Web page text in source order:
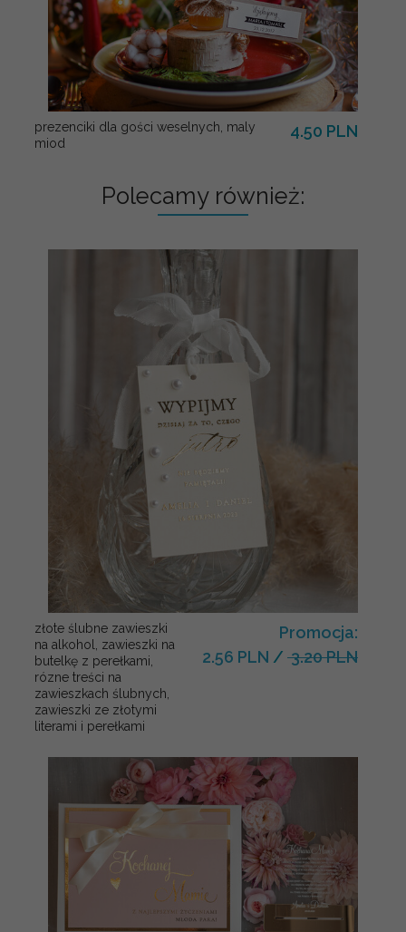
prezenciki dla gości weselnych, maly
miod
4.50 PLN
Polecamy również:
złote ślubne zawieszki
na alkohol, zawieszki na
butelkę z perełkami,
rózne treści na
zawieszkach ślubnych,
zawieszki ze złotymi
literami i perełkami
Promocja:
2.56 PLN / 3.20 PLN